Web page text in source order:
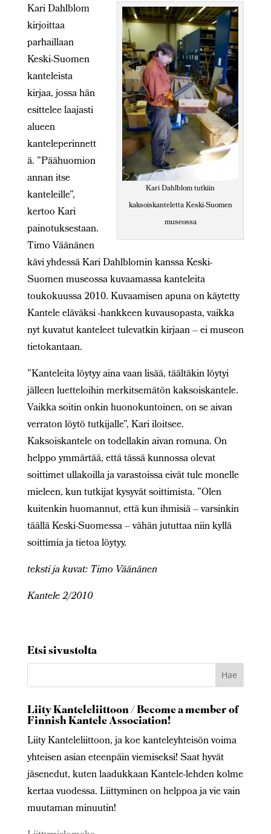
Kari Dahlblom tutkiin
kaksoiskanteletta Keski-Suomen
museossa
Kari Dahlblom
kirjoittaa
parhaillaan
Keski-Suomen
kanteleista
kirjaa, jossa hän
esittelee laajasti
alueen
kanteleperinnett
ä. ”Päähuomion
annan itse
kanteleille”,
kertoo Kari
painotuksestaan.
Timo Väänänen
kävi yhdessä Kari Dahlblomin kanssa Keski-
Suomen museossa kuvaamassa kanteleita
toukokuussa 2010. Kuvaamisen apuna on käytetty
Kantele eläväksi -hankkeen kuvausopasta, vaikka
nyt kuvatut kanteleet tulevatkin kirjaan – ei museon
tietokantaan.
”Kanteleita löytyy aina vaan lisää, täältäkin löytyi
jälleen luetteloihin merkitsemätön kaksoiskantele.
Vaikka soitin onkin huonokuntoinen, on se aivan
verraton löytö tutkijalle”, Kari iloitsee.
Kaksoiskantele on todellakin aivan romuna. On
helppo ymmärtää, että tässä kunnossa olevat
soittimet ullakoilla ja varastoissa eivät tule monelle
mieleen, kun tutkijat kysyvät soittimista. ”Olen
kuitenkin huomannut, että kun ihmisiä – varsinkin
täällä Keski-Suomessa – vähän jututtaa niin kyllä
soittimia ja tietoa löytyy.
teksti ja kuvat: Timo Väänänen
Kantele 2/2010
Etsi sivustolta
Liity Kanteleliittoon / Become a member of
Finnish Kantele Association!
Liity Kanteleliittoon, ja koe kanteleyhteisön voima
yhteisen asian eteenpäin viemiseksi! Saat hyvät
jäsenedut, kuten laadukkaan Kantele-lehden kolme
kertaa vuodessa. Liittyminen on helppoa ja vie vain
muutaman minuutin!